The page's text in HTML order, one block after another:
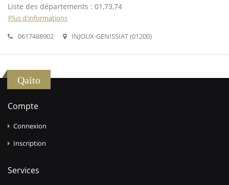
Liste des départements : 01,73,74
Plus d'informations
0617488902
INJOUX-GENISSIAT (01200)
Qaïto
Compte
Connexion
Inscription
Services